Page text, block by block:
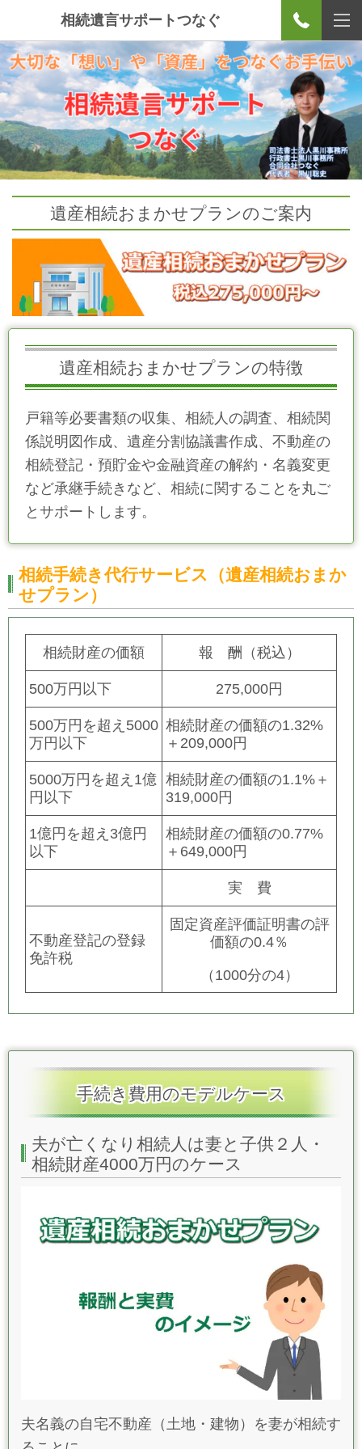
相続遺言サポートつなぐ
遺産相続おまかせプランのご案内
遺産相続おまかせプランの特徴
戸籍等必要書類の収集、相続人の調査、相続関
係説明図作成、遺産分割協議書作成、 不動産の
相続登記・預貯金や金融資産の解約・名義変更
など承継手続きなど、相続に関することを丸ご
とサポートします。
相続手続き代行サービス（遺産相続おまか
せプラン）
相続財産の価額 報 酬（税込）
500万円以下 275,000円
500万円を超え5000
万円以下
相続財産の価額の1.32%
＋209,000円
5000万円を超え1億
円以下
相続財産の価額の1.1%＋
319,000円
1億円を超え3億円
以下
相続財産の価額の0.77%
＋649,000円
実 費
不動産登記の登録
免許税
固定資産評価証明書の評
価額の0.4％
（1000分の4）
手続き費用のモデルケース
夫が亡くなり相続人は妻と子供２人・
相続財産4000万円のケース
夫名義の自宅不動産（土地・建物）を妻が相続す